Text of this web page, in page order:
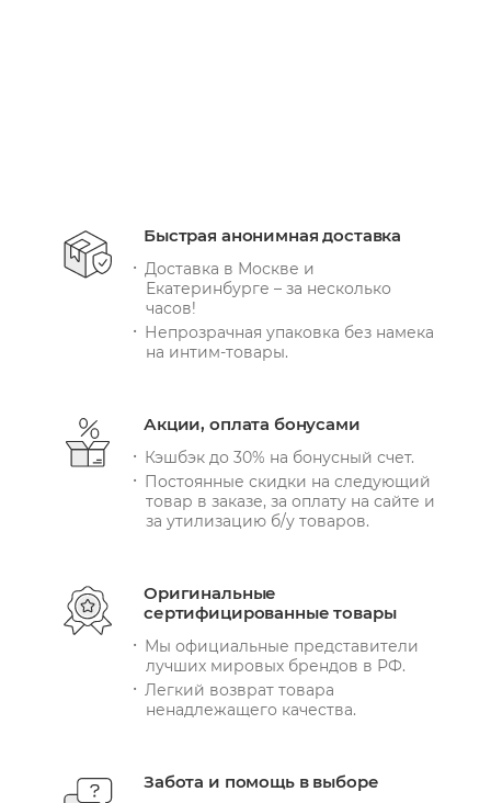
Быстрая анонимная доставка
Доставка в Москве и
Екатеринбурге – за несколько
часов!
Непрозрачная упаковка без намека
на интим-товары.
Акции, оплата бонусами
Кэшбэк до 30% на бонусный счет.
Постоянные скидки на следующий
товар в заказе, за оплату на сайте и
за утилизацию б/у товаров.
Оригинальные
сертифицированные товары
Мы официальные представители
лучших мировых брендов в РФ.
Легкий возврат товара
ненадлежащего качества.
Забота и помощь в выборе